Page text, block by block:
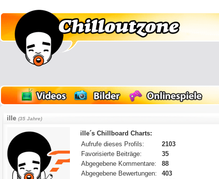
ille(35 Jahre)
ille´s Chillboard Charts:
Aufrufe dieses Profils:
2103
Favorisierte Beiträge:
35
Abgegebene Kommentare:
88
Abgegebene Bewertungen:
403